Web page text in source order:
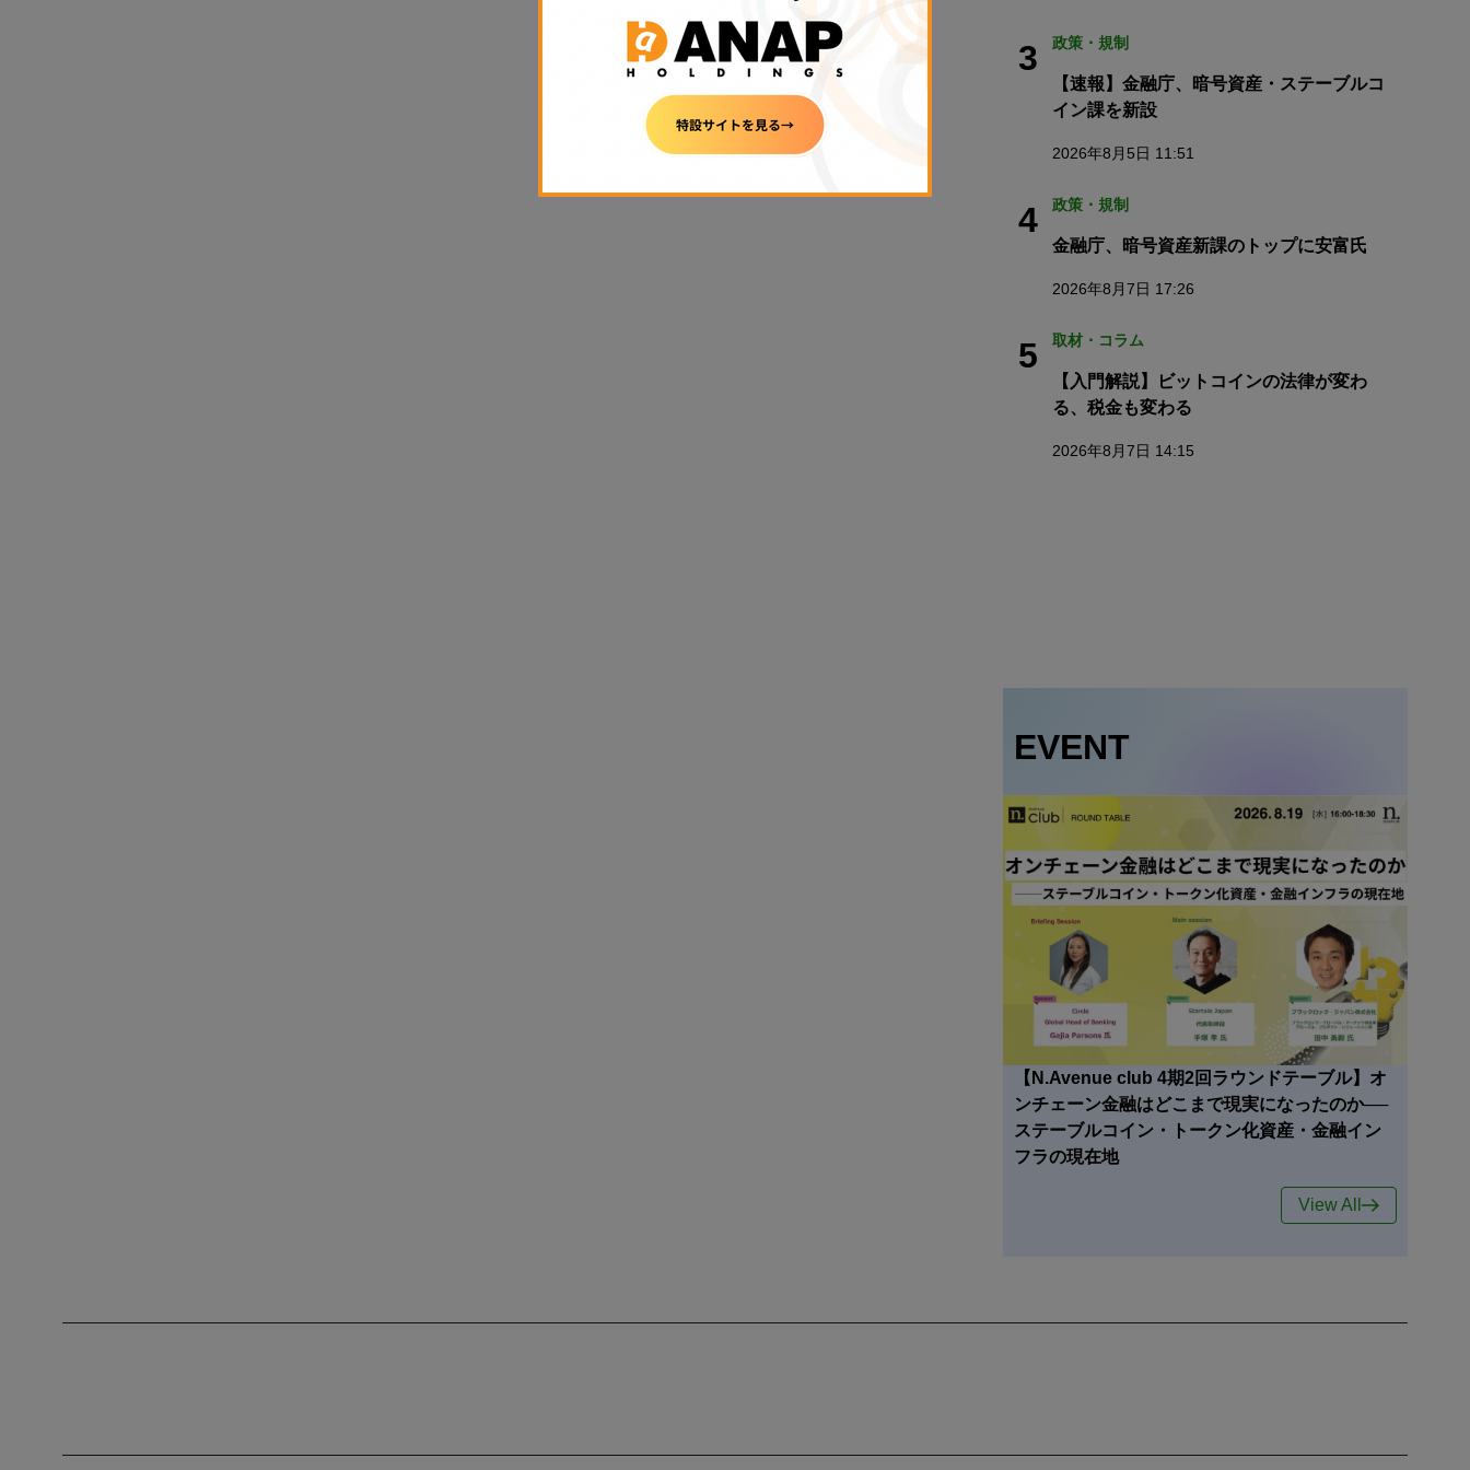
3 政策・規制
【速報】金融庁、暗号資産・ステーブルコ
イン課を新設
2026年8月5日 11:51
4 政策・規制
金融庁、暗号資産新課のトップに安富氏
2026年8月7日 17:26
5 取材・コラム
【入門解説】ビットコインの法律が変わ
る、税金も変わる
2026年8月7日 14:15
EVENT
【N.Avenue club 4期2回ラウンドテーブル】オ
ンチェーン金融はどこまで現実になったのか──
ステーブルコイン・トークン化資産・金融イン
フラの現在地
View All